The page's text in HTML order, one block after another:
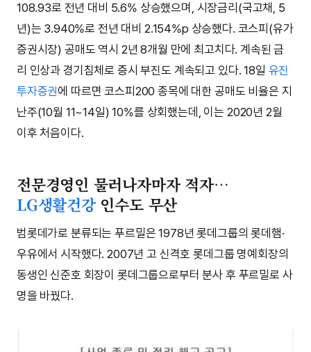
108.93로 전년 대비 5.6% 상승했으며, 시장금리(국고채, 5
년)는 3.940%로 전년 대비 2.154%p 상승했다. 코스피(유가
증권시장) 공매도 역시 2년 8개월 만에 최고치다. 계속된 금
리 인상과 경기침체로 증시 부진도 계속되고 있다. 18일 유진
투자증권에 따르면 코스피200 종목에 대한 공매도 비율은 지
난주(10월 11~14일) 10%를 상회했는데, 이는 2020년 2월
이후 처음이다.
전문경영인 물러나자마자 적자…
LG생활건강인수도 무산
범롯데가로 분류되는 푸르밀은 1978년 롯데그룹의 롯데햄·
우유에서 시작했다. 2007년 고 신격호 롯데그룹 명예회장의
동생인 신준호 회장이 롯데그룹으로부터 분사 후 푸르밀로 사
명을 바꿨다.